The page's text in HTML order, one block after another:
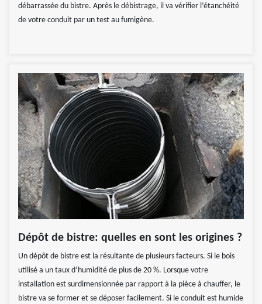
débarrassée du bistre. Après le débistrage, il va vérifier l’étanchéité
de votre conduit par un test au fumigène.
Dépôt de bistre: quelles en sont les origines ?
Un dépôt de bistre est la résultante de plusieurs facteurs. Si le bois
utilisé a un taux d’humidité de plus de 20 %. Lorsque votre
installation est surdimensionnée par rapport à la pièce à chauffer, le
bistre va se former et se déposer facilement. Si le conduit est humide